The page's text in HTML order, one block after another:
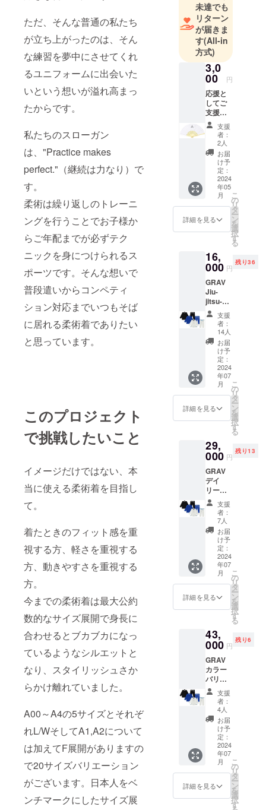
ただ、そんな普通の私たち
が立ち上がったのは、そん
な練習を夢中にさせてくれ
るユニフォームに出会いた
いという想いが溢れ高まっ
たからです。
私たちのスローガン
は、"Practice makes
perfect."（継続は力なり）で
す。
柔術は繰り返しのトレーニ
ングを行うことでお子様か
らご年配までが必ずテク
ニックを身につけられるス
ポーツです。そんな想いで
普段遣いからコンペティ
ション対応までいつもそば
に居れる柔術着でありたい
と思っています。
このプロジェクト
で挑戦したいこと
イメージだけではない、本
当に使える柔術着を目指し
て。
着たときのフィット感を重
視する方、軽さを重視する
方、動きやすさを重視する
方。
今までの柔術着は最大公約
数的なサイズ展開で身長に
合わせるとブカブカになっ
ているようなシルエットと
なり、スタイリッシュさか
らかけ離れていました。
A00～A4の5サイズとそれぞ
れL/WそしてA1,A2について
は加えてF展開がありますの
で20サイズバリエーション
がございます。日本人をベ
ンチマークにしたサイズ展
未達でも
リターン
が届きま
す(All-in
方式)
3,0
00 円
応援と
してご
支援い
ただけ
ればと
思いま
す お礼
にオリ
ジナル
扇子と
ステッ
カーを
ご提供
いたし
ます。
扇子と
カーは
現在デ
ザイン
中です
ので最
終デザ
インが
変わる
可能性
がござ
いま
す。
支援
者：
2人
お届
け予
定：
2024
年05
月
詳細を見る
こ
の
リ
タ
ー
ン
を
選
択
す
る
16,
000 円
残り36
GRAV
Jiu-
jitsu-
gi 1
着 上
下セッ
ト ＜50
着限定
★☆★
☆★☆
★☆概
要
★☆★
☆★☆
★☆ ク
ファン
ディン
グでお
申し込
みいた
だける
オトク
なリ
ターン
です。
コンペ
ティ
ション
モデル
とデイ
リー
ユース
す。 コ
ンペ
ティ
ション
モデル
のコン
セプト
は丈夫
で軽く
機能
的。競
技で安
心して
着れる
道着を
目指し
ていま
支援
者：
14人
お届
け予
定：
2024
年07
月
詳細を見る
こ
の
リ
タ
ー
ン
を
選
択
す
る
29,
000 円
残り13
GRAV
デイ
リー・
コンペ
モデル
セット
GRAV
Jiu-
jitsu-
gi コ
ンペモ
デル 1
着 デイ
リー
ユース
モデ
ラッ
シュ
ガー
ド 1着
が含ま
れてい
ます。
＜20
セット
限定＞
★☆★
☆概要
★☆★
☆ コン
ペティ
ション
モデ
支援
者：
7人
お届
け予
定：
2024
年07
月
詳細を見る
こ
の
リ
タ
ー
ン
を
選
択
す
る
43,
000 円
残り6
GRAV
カラー
バリ
エー
ション
セット
GRAV
Jiu-
jitsu-
gi 3着
GRAV
ラッ
シュ
ガー
ド 1着
＜10着
支援
者：
4人
お届
け予
定：
2024
年07
月
詳細を見る
こ
の
リ
タ
ー
ン
を
選
択
す